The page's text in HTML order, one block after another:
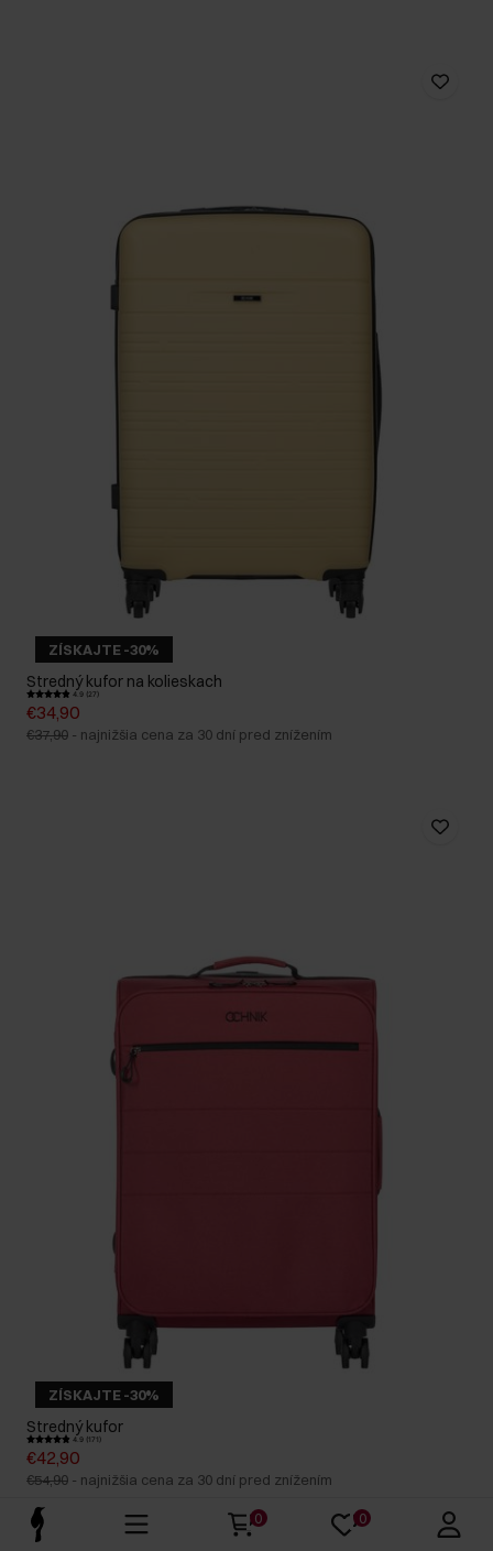
ZÍSKAJTE -30%
Stredný kufor na kolieskach
4.9 (27)
€34,90
€37,90 - najnižšia cena za 30 dní pred znížením
ZÍSKAJTE -30%
Stredný kufor
4.9 (171)
€42,90
€54,90 - najnižšia cena za 30 dní pred znížením
0 0